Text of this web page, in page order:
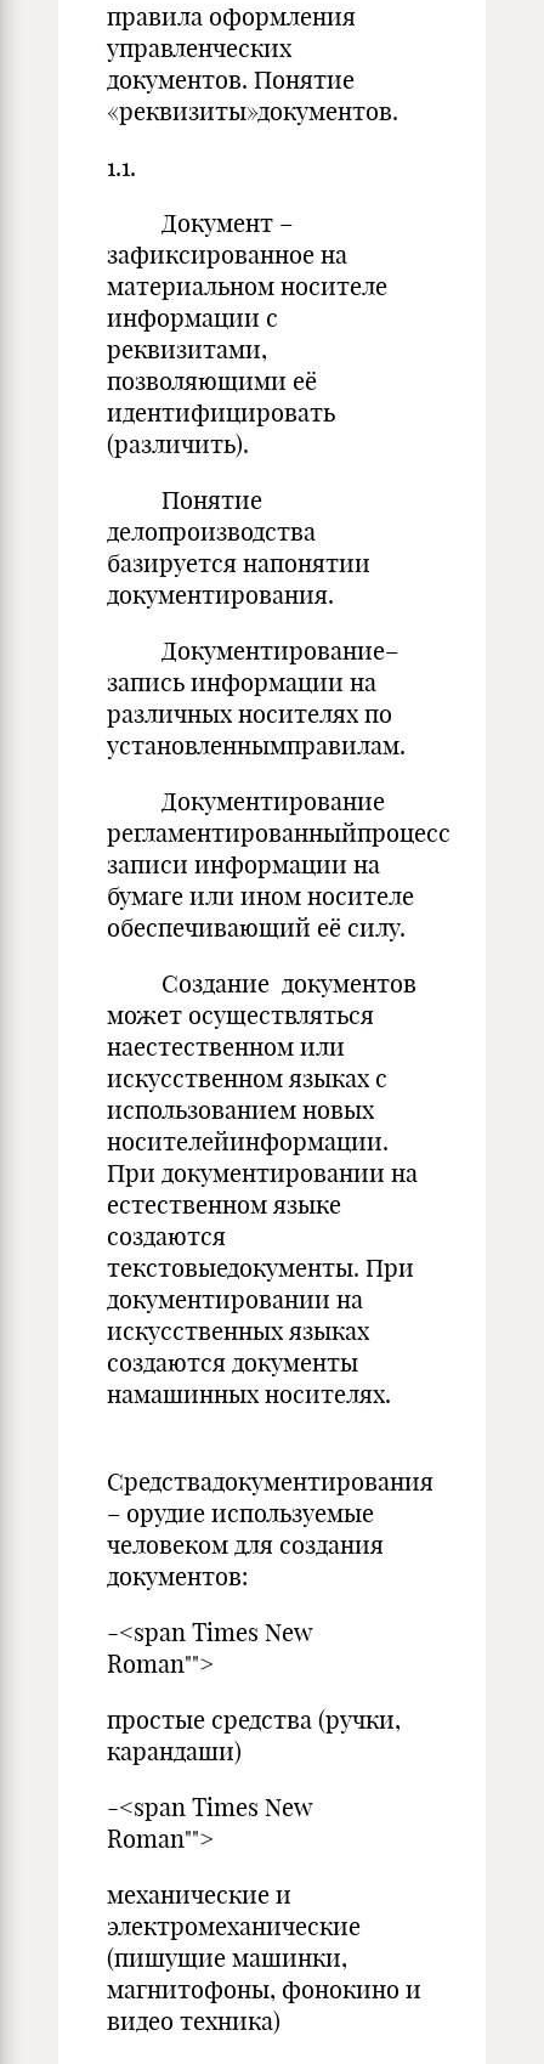
правила оформления
управленческих
документов. Понятие
«реквизиты»документов.
1.1.
Документ –
зафиксированное на
материальном носителе
информации с
реквизитами,
позволяющими её
идентифицировать
(различить).
Понятие
делопроизводства
базируется напонятии
документирования.
Документирование–
запись информации на
различных носителях по
установленнымправилам.
Документирование
регламентированныйпроцесс
записи информации на
бумаге или ином носителе
обеспечивающий её силу.
Создание документов
может осуществляться
наестественном или
искусственном языках с
использованием новых
носителейинформации.
При документировании на
естественном языке
создаются
текстовыедокументы. При
документировании на
искусственных языках
создаются документы
намашинных носителях.
Средствадокументирования
– орудие используемые
человеком для создания
документов:
-<span Times New
Roman"">
простые средства (ручки,
карандаши)
-<span Times New
Roman"">
механические и
электромеханические
(пишущие машинки,
магнитофоны, фонокино и
видео техника)